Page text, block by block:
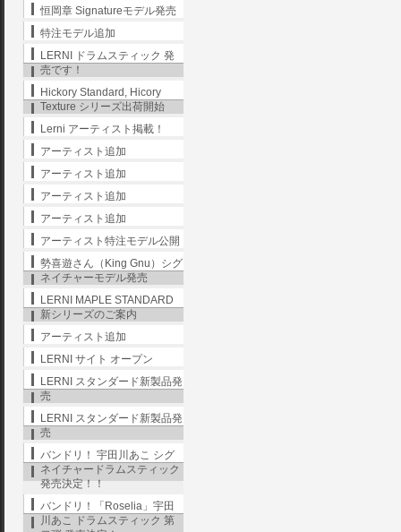
恒岡章 Signatureモデル発売
特注モデル追加
LERNI ドラムスティック 発
売です！
Hickory Standard, Hicory
Texture シリーズ出荷開始
Lerni アーティスト掲載！
アーティスト追加
アーティスト追加
アーティスト追加
アーティスト追加
アーティスト特注モデル公開
勢喜遊さん（King Gnu）シグ
ネイチャーモデル発売
LERNI MAPLE STANDARD
新シリーズのご案内
アーティスト追加
LERNI サイト オープン
LERNI スタンダード新製品発
売
LERNI スタンダード新製品発
売
バンドリ！ 宇田川あこ シグ
ネイチャードラムスティック
発売決定！！
バンドリ！「Roselia」宇田
川あこ ドラムスティック 第